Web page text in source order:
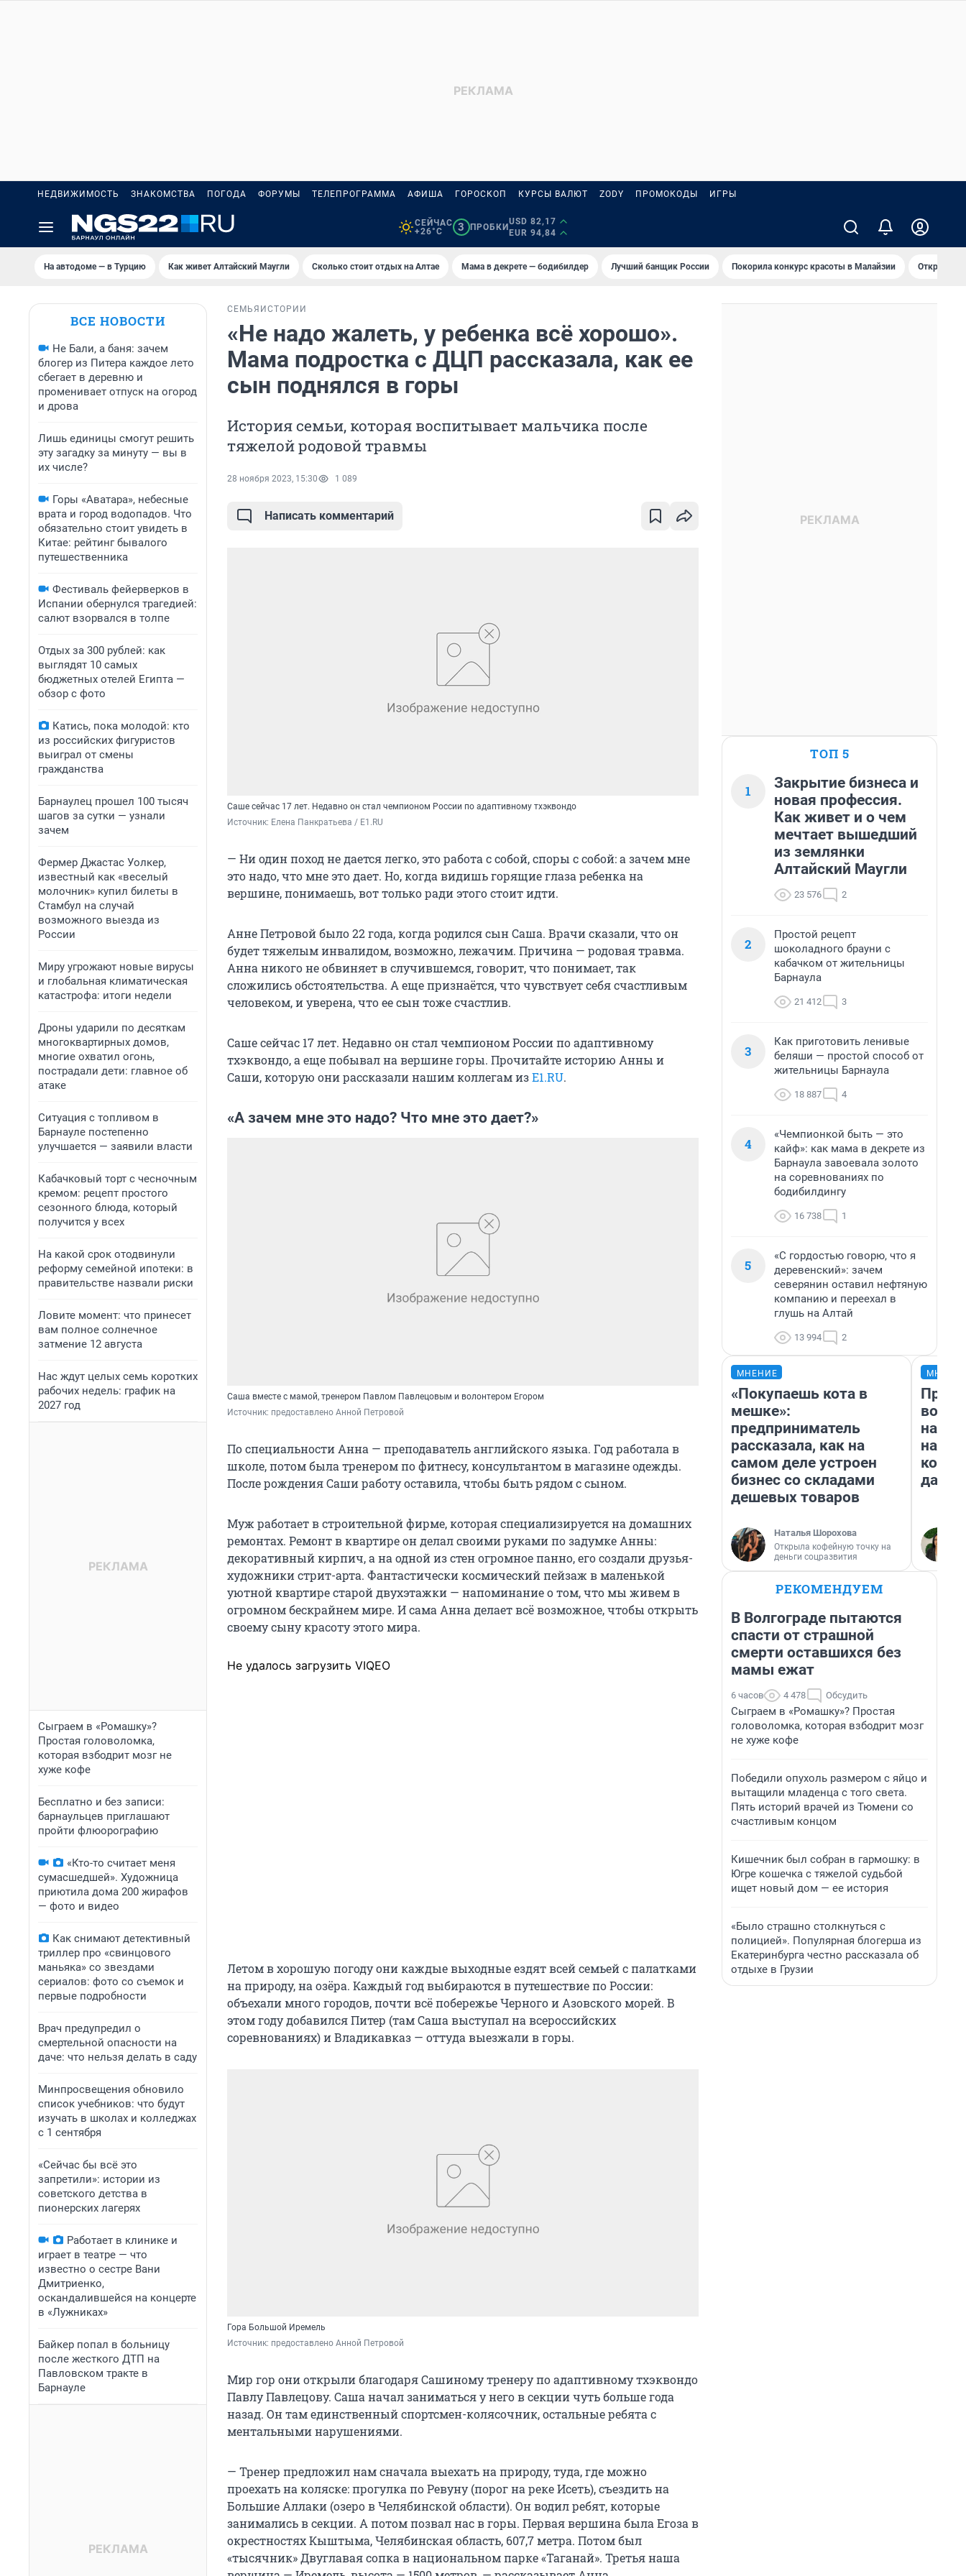
НЕДВИЖИМОСТЬ ЗНАКОМСТВА ПОГОДА ФОРУМЫ ТЕЛЕПРОГРАММА АФИША ГОРОСКОП КУРСЫ ВАЛЮТ ZODY ПРОМОКОДЫ ИГРЫ
СЕЙЧАС
+26°C
3 ПРОБКИ
USD 82,17
EUR 94,84
На автодоме — в Турцию Как живет Алтайский Маугли Сколько стоит отдых на Алтае Мама в декрете — бодибилдер Лучший банщик России Покорила конкурс красоты в Малайзии Открыл
ВСЕ НОВОСТИ
Не Бали, а баня: зачем
блогер из Питера каждое лето
сбегает в деревню и
променивает отпуск на огород
и дрова
Лишь единицы смогут решить
эту загадку за минуту — вы в
их числе?
Горы «Аватара», небесные
врата и город водопадов. Что
обязательно стоит увидеть в
Китае: рейтинг бывалого
путешественника
Фестиваль фейерверков в
Испании обернулся трагедией:
салют взорвался в толпе
Отдых за 300 рублей: как
выглядят 10 самых
бюджетных отелей Египта —
обзор с фото
Катись, пока молодой: кто
из российских фигуристов
выиграл от смены
гражданства
Барнаулец прошел 100 тысяч
шагов за сутки — узнали
зачем
Фермер Джастас Уолкер,
известный как «веселый
молочник» купил билеты в
Стамбул на случай
возможного выезда из
России
Миру угрожают новые вирусы
и глобальная климатическая
катастрофа: итоги недели
Дроны ударили по десяткам
многоквартирных домов,
многие охватил огонь,
пострадали дети: главное об
атаке
Ситуация с топливом в
Барнауле постепенно
улучшается — заявили власти
Кабачковый торт с чесночным
кремом: рецепт простого
сезонного блюда, который
получится у всех
На какой срок отодвинули
реформу семейной ипотеки: в
правительстве назвали риски
Ловите момент: что принесет
вам полное солнечное
затмение 12 августа
Нас ждут целых семь коротких
рабочих недель: график на
2027 год
Сыграем в «Ромашку»?
Простая головоломка,
которая взбодрит мозг не
хуже кофе
Бесплатно и без записи:
барнаульцев приглашают
пройти флюорографию
«Кто-то считает меня
сумасшедшей». Художница
приютила дома 200 жирафов
— фото и видео
Как снимают детективный
триллер про «свинцового
маньяка» со звездами
сериалов: фото со съемок и
первые подробности
Врач предупредил о
смертельной опасности на
даче: что нельзя делать в саду
Минпросвещения обновило
список учебников: что будут
изучать в школах и колледжах
с 1 сентября
«Сейчас бы всё это
запретили»: истории из
советского детства в
пионерских лагерях
Работает в клинике и
играет в театре — что
известно о сестре Вани
Дмитриенко,
оскандалившейся на концерте
в «Лужниках»
Байкер попал в больницу
после жесткого ДТП на
Павловском тракте в
Барнауле
СЕМЬЯ ИСТОРИИ
«Не надо жалеть, у ребенка всё хорошо».
Мама подростка с ДЦП рассказала, как ее
сын поднялся в горы
История семьи, которая воспитывает мальчика после
тяжелой родовой травмы
28 ноября 2023, 15:30 1 089
Написать комментарий
Саше сейчас 17 лет. Недавно он стал чемпионом России по адаптивному тхэквондо
Источник: Елена Панкратьева / E1.RU
— Ни один поход не дается легко, это работа с собой, споры с собой: а зачем мне
это надо, что мне это дает. Но, когда видишь горящие глаза ребенка на
вершине, понимаешь, вот только ради этого стоит идти.
Анне Петровой было 22 года, когда родился сын Саша. Врачи сказали, что он
будет тяжелым инвалидом, возможно, лежачим. Причина — родовая травма.
Анна никого не обвиняет в случившемся, говорит, что понимает, так
сложились обстоятельства. А еще признаётся, что чувствует себя счастливым
человеком, и уверена, что ее сын тоже счастлив.
Саше сейчас 17 лет. Недавно он стал чемпионом России по адаптивному
тхэквондо, а еще побывал на вершине горы. Прочитайте историю Анны и
Саши, которую они рассказали нашим коллегам изE1.RU.
«А зачем мне это надо? Что мне это дает?»
Саша вместе с мамой, тренером Павлом Павлецовым и волонтером Егором
Источник: предоставлено Анной Петровой
По специальности Анна — преподаватель английского языка. Год работала в
школе, потом была тренером по фитнесу, консультантом в магазине одежды.
После рождения Саши работу оставила, чтобы быть рядом с сыном.
Муж работает в строительной фирме, которая специализируется на домашних
ремонтах. Ремонт в квартире он делал своими руками по задумке Анны:
декоративный кирпич, а на одной из стен огромное панно, его создали друзья-
художники стрит-арта. Фантастически космический пейзаж в маленькой
уютной квартире старой двухэтажки — напоминание о том, что мы живем в
огромном бескрайнем мире. И сама Анна делает всё возможное, чтобы открыть
своему сыну красоту этого мира.
Не удалось загрузить VIQEO
Летом в хорошую погоду они каждые выходные ездят всей семьей с палатками
на природу, на озёра. Каждый год выбираются в путешествие по России:
объехали много городов, почти всё побережье Черного и Азовского морей. В
этом году добавился Питер (там Саша выступал на всероссийских
соревнованиях) и Владикавказ — оттуда выезжали в горы.
Гора Большой Иремель
Источник: предоставлено Анной Петровой
Мир гор они открыли благодаря Сашиному тренеру по адаптивному тхэквондо
Павлу Павлецову. Саша начал заниматься у него в секции чуть больше года
назад. Он там единственный спортсмен-колясочник, остальные ребята с
ментальными нарушениями.
— Тренер предложил нам сначала выехать на природу, туда, где можно
проехать на коляске: прогулка по Ревуну (порог на реке Исеть), съездить на
Большие Аллаки (озеро в Челябинской области). Он водил ребят, которые
занимались в секции. А потом позвал нас в горы. Первая вершина была Егоза в
окрестностях Кыштыма, Челябинская область, 607,7 метра. Потом был
«тысячник» Двуглавая сопка в национальном парке «Таганай». Третья наша
ТОП 5
1
Закрытие бизнеса и
новая профессия.
Как живет и о чем
мечтает вышедший
из землянки
Алтайский Маугли
23 576 2
2
Простой рецепт
шоколадного брауни с
кабачком от жительницы
Барнаула
21 412 3
3
Как приготовить ленивые
беляши — простой способ от
жительницы Барнаула
18 887 4
4
«Чемпионкой быть — это
кайф»: как мама в декрете из
Барнаула завоевала золото
на соревнованиях по
бодибилдингу
16 738 1
5
«С гордостью говорю, что я
деревенский»: зачем
северянин оставил нефтяную
компанию и переехал в
глушь на Алтай
13 994 2
МНЕНИЕ
«Покупаешь кота в
мешке»:
предприниматель
рассказала, как на
самом деле устроен
бизнес со складами
дешевых товаров
Наталья Шорохова
Открыла кофейную точку на
деньги соцразвития
нам
даже
РЕКОМЕНДУЕМ
В Волгограде пытаются
спасти от страшной
смерти оставшихся без
мамы ежат
6 часов 4 478 Обсудить
Сыграем в «Ромашку»? Простая
головоломка, которая взбодрит мозг
не хуже кофе
Победили опухоль размером с яйцо и
вытащили младенца с того света.
Пять историй врачей из Тюмени со
счастливым концом
Кишечник был собран в гармошку: в
Югре кошечка с тяжелой судьбой
ищет новый дом — ее история
«Было страшно столкнуться с
полицией». Популярная блогерша из
Екатеринбурга честно рассказала об
отдыхе в Грузии